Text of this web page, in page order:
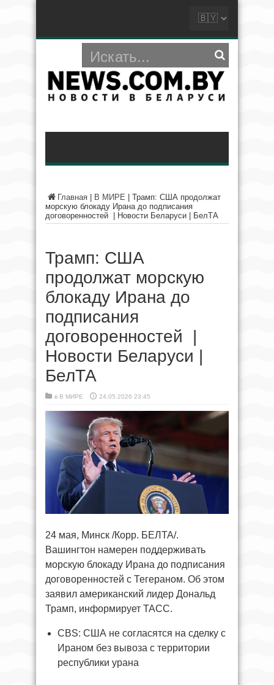
Главная В МИРЕ
Трамп: США продолжат
морскую блокаду Ирана до подписания
договоренностей | Новости Беларуси | БелТА
Трамп: США
продолжат морскую
блокаду Ирана до
подписания
договоренностей |
Новости Беларуси |
БелТА
в В МИРЕ 24.05.2026 23:45
24 мая, Минск /Корр. БЕЛТА/.
Вашингтон намерен поддерживать
морскую блокаду Ирана до подписания
договоренностей с Тегераном. Об этом
заявил американский лидер Дональд
Трамп, информирует ТАСС.
CBS: США не согласятся на сделку с
Ираном без вывоза с территории
республики урана